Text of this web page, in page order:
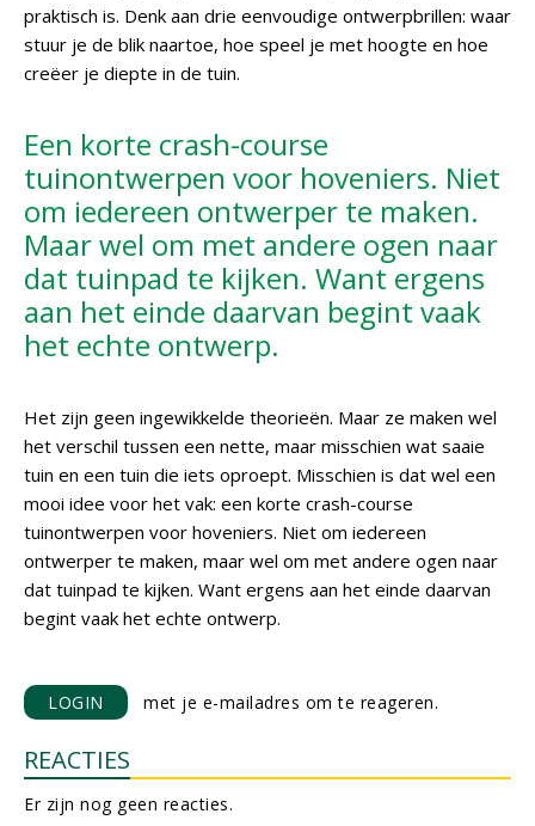
praktisch is. Denk aan drie eenvoudige ontwerpbrillen: waar
stuur je de blik naartoe, hoe speel je met hoogte en hoe
creëer je diepte in de tuin.
Een korte crash-course
tuinontwerpen voor hoveniers. Niet
om iedereen ontwerper te maken.
Maar wel om met andere ogen naar
dat tuinpad te kijken. Want ergens
aan het einde daarvan begint vaak
het echte ontwerp.
Het zijn geen ingewikkelde theorieën. Maar ze maken wel
het verschil tussen een nette, maar misschien wat saaie
tuin en een tuin die iets oproept. Misschien is dat wel een
mooi idee voor het vak: een korte crash-course
tuinontwerpen voor hoveniers. Niet om iedereen
ontwerper te maken, maar wel om met andere ogen naar
dat tuinpad te kijken. Want ergens aan het einde daarvan
begint vaak het echte ontwerp.
LOGIN met je e-mailadres om te reageren.
REACTIES
Er zijn nog geen reacties.